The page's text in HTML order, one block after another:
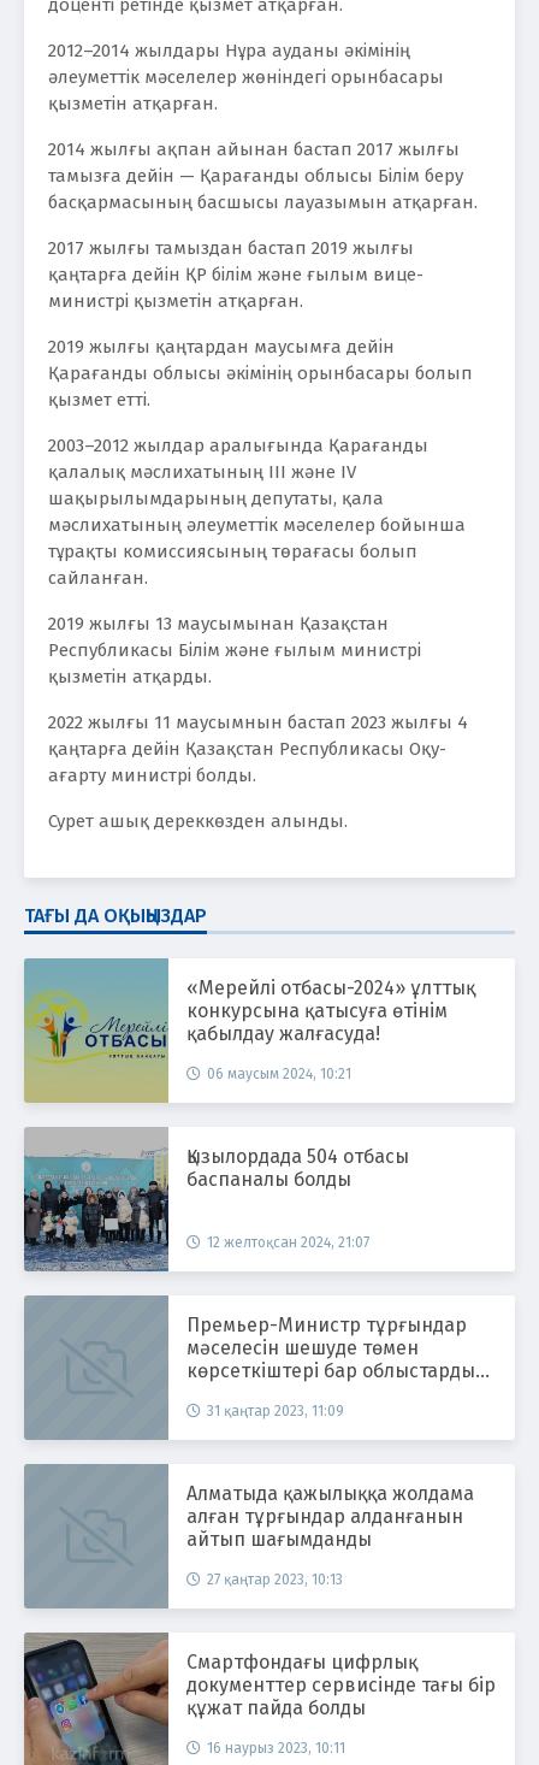
доценті ретінде қызмет атқарған.
2012–2014 жылдары Нұра ауданы әкімінің
әлеуметтік мәселелер жөніндегі орынбасары
қызметін атқарған.
2014 жылғы ақпан айынан бастап 2017 жылғы
тамызға дейін — Қарағанды облысы Білім беру
басқармасының басшысы лауазымын атқарған.
2017 жылғы тамыздан бастап 2019 жылғы
қаңтарға дейін ҚР білім жəне ғылым вице-
министрі қызметін атқарған.
2019 жылғы қаңтардан маусымға дейін
Қарағанды облысы әкімінің орынбасары болып
қызмет етті.
2003–2012 жылдар аралығында Қарағанды
қалалық мәслихатының III және IV
шақырылымдарының депутаты, қала
мәслихатының әлеуметтік мәселелер бойынша
тұрақты комиссиясының төрағасы болып
сайланған.
2019 жылғы 13 маусымынан Қазақстан
Республикасы Білім және ғылым министрі
қызметін атқарды.
2022 жылғы 11 маусымнын бастап 2023 жылғы 4
қаңтарға дейін Қазақстан Республикасы Оқу-
ағарту министрі болды.
Сурет ашық дереккөзден алынды.
ТАҒЫ ДА ОҚЫҢЫЗДАР
«Мерейлі отбасы-2024» ұлттық
конкурсына қатысуға өтінім
қабылдау жалғасуда!
06 маусым 2024, 10:21
Қызылордада 504 отбасы
баспаналы болды
12 желтоқсан 2024, 21:07
Премьер-Министр тұрғындар
мәселесін шешуде төмен
көрсеткіштері бар облыстарды
31 қаңтар 2023, 11:09
Алматыда қажылыққа жолдама
алған тұрғындар алданғанын
айтып шағымданды
27 қаңтар 2023, 10:13
Смартфондағы цифрлық
документтер сервисінде тағы бір
құжат пайда болды
16 наурыз 2023, 10:11